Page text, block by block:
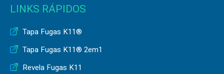
LINKS RÁPIDOS
Tapa Fugas K11®
Tapa Fugas K11® 2em1
Revela Fugas K11